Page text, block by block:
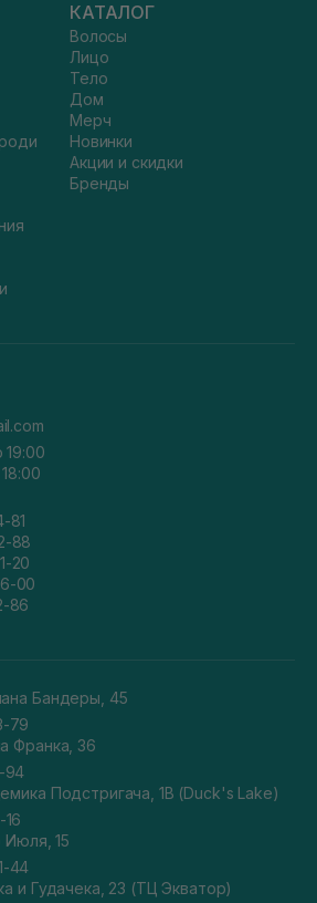
КАТАЛОГ
Волосы
Лицо
Тело
Дом
Мерч
Новинки
Акции и скидки
Бренды
19:00
81
88
20
00
86
Бандеры, 45
79
Франка, 36
94
Подстригача, 1В (Duck's Lake)
Июля, 15
44
и Гудачека, 23 (ТЦ Экватор)